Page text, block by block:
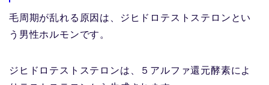
毛周期が乱れる原因は、ジヒドロテストステロンとい
う男性ホルモンです。
ジヒドロテストステロンは、５アルファ還元酵素によ